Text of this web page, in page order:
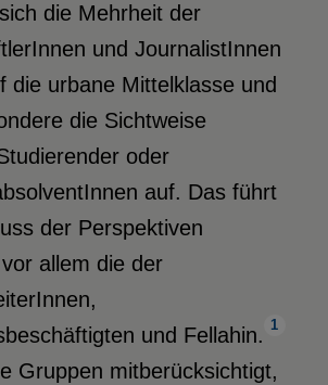
die Mehrheit der
und JournalistInnen
die urbane Mittelklasse und
die Sichtweise
oder
auf. Das führt
der Perspektiven
allem die der
und Fellahin. 1
Gruppen mitberücksichtigt,